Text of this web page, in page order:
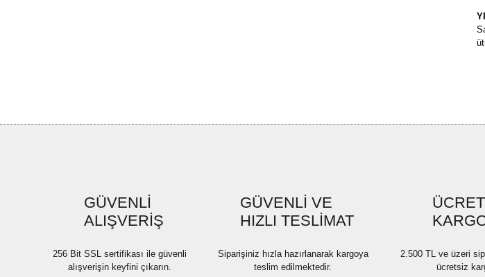
GÜVENLİ
ALIŞVERİŞ
256 Bit SSL sertifikası ile güvenli
alışverişin keyfini çıkarın.
GÜVENLİ VE
HIZLI TESLİMAT
Siparişiniz hızla hazırlanarak kargoya
teslim edilmektedir.
2.500 TL ve üzeri
ücretsiz